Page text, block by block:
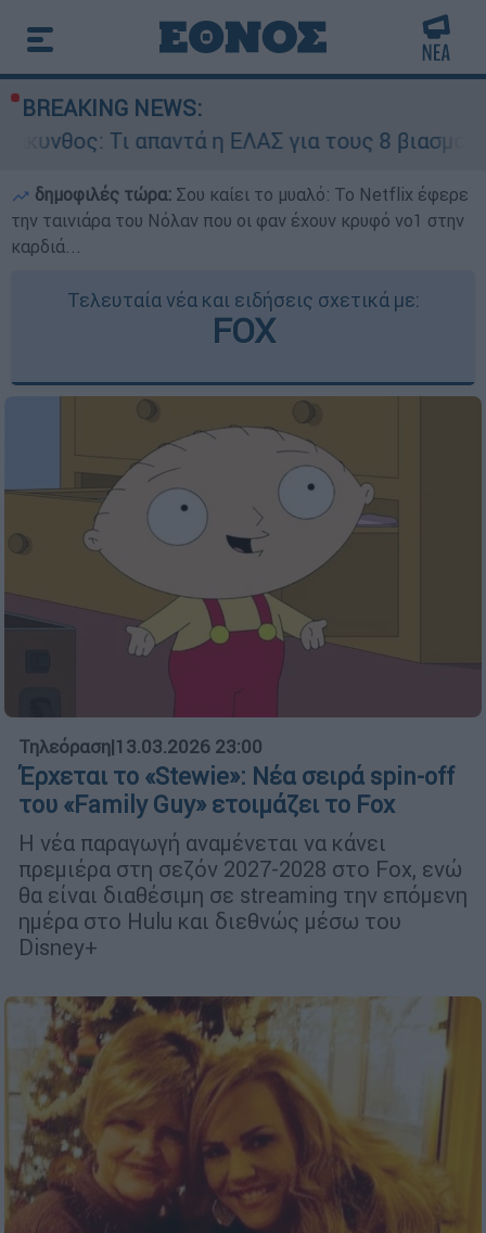
BREAKING NEWS:
απαντά η ΕΛΑΣ για τους 8 βιασμούς
δημοφιλές τώρα: Σου καίει το μυαλό: Το Netflix έφερε
την ταινιάρα του Νόλαν που οι φαν έχουν κρυφό νο1 στην
καρδιά...
Τελευταία νέα και ειδήσεις σχετικά με:
FOX
Τηλεόραση|13.03.2026 23:00
Έρχεται το «Stewie»: Νέα σειρά spin-off
του «Family Guy» ετοιμάζει το Fox
Η νέα παραγωγή αναμένεται να κάνει
πρεμιέρα στη σεζόν 2027-2028 στο Fox, ενώ
θα είναι διαθέσιμη σε streaming την επόμενη
ημέρα στο Hulu και διεθνώς μέσω του
Disney+